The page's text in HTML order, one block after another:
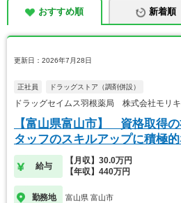
おすすめ順 新着順
更新日：2026年7月28日
正社員 ドラッグストア（調剤併設）
ドラッグセイムス羽根薬局 株式会社モリ
【富山県富山市】 資格取得
タッフのスキルアップに積極的
給与
【月収】30.0万円
【年収】440万円
勤務地 富山県 富山市